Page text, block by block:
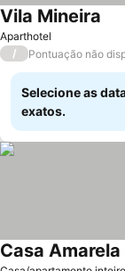
Aparthotel
Vila Mineira
/ Pontuação não
Selecione as
exatos.
Casa